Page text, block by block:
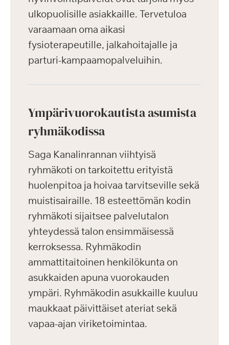
ulkopuolisille asiakkaille. Tervetuloa
varaamaan oma aikasi
fysioterapeutille, jalkahoitajalle ja
parturi-kampaamopalveluihin.
Ympärivuorokautista asumista
ryhmäkodissa
Saga Kanalinrannan viihtyisä
ryhmäkoti on tarkoitettu erityistä
huolenpitoa ja hoivaa tarvitseville sekä
muistisairaille. 18 esteettömän kodin
ryhmäkoti sijaitsee palvelutalon
yhteydessä talon ensimmäisessä
kerroksessa. Ryhmäkodin
ammattitaitoinen henkilökunta on
asukkaiden apuna vuorokauden
ympäri. Ryhmäkodin asukkaille kuuluu
maukkaat päivittäiset ateriat sekä
vapaa-ajan viriketoimintaa.